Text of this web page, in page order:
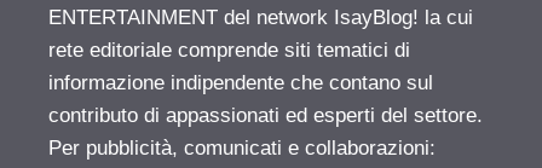
ENTERTAINMENT del network IsayBlog! la cui
rete editoriale comprende siti tematici di
informazione indipendente che contano sul
contributo di appassionati ed esperti del settore.
Per pubblicità, comunicati e collaborazioni: